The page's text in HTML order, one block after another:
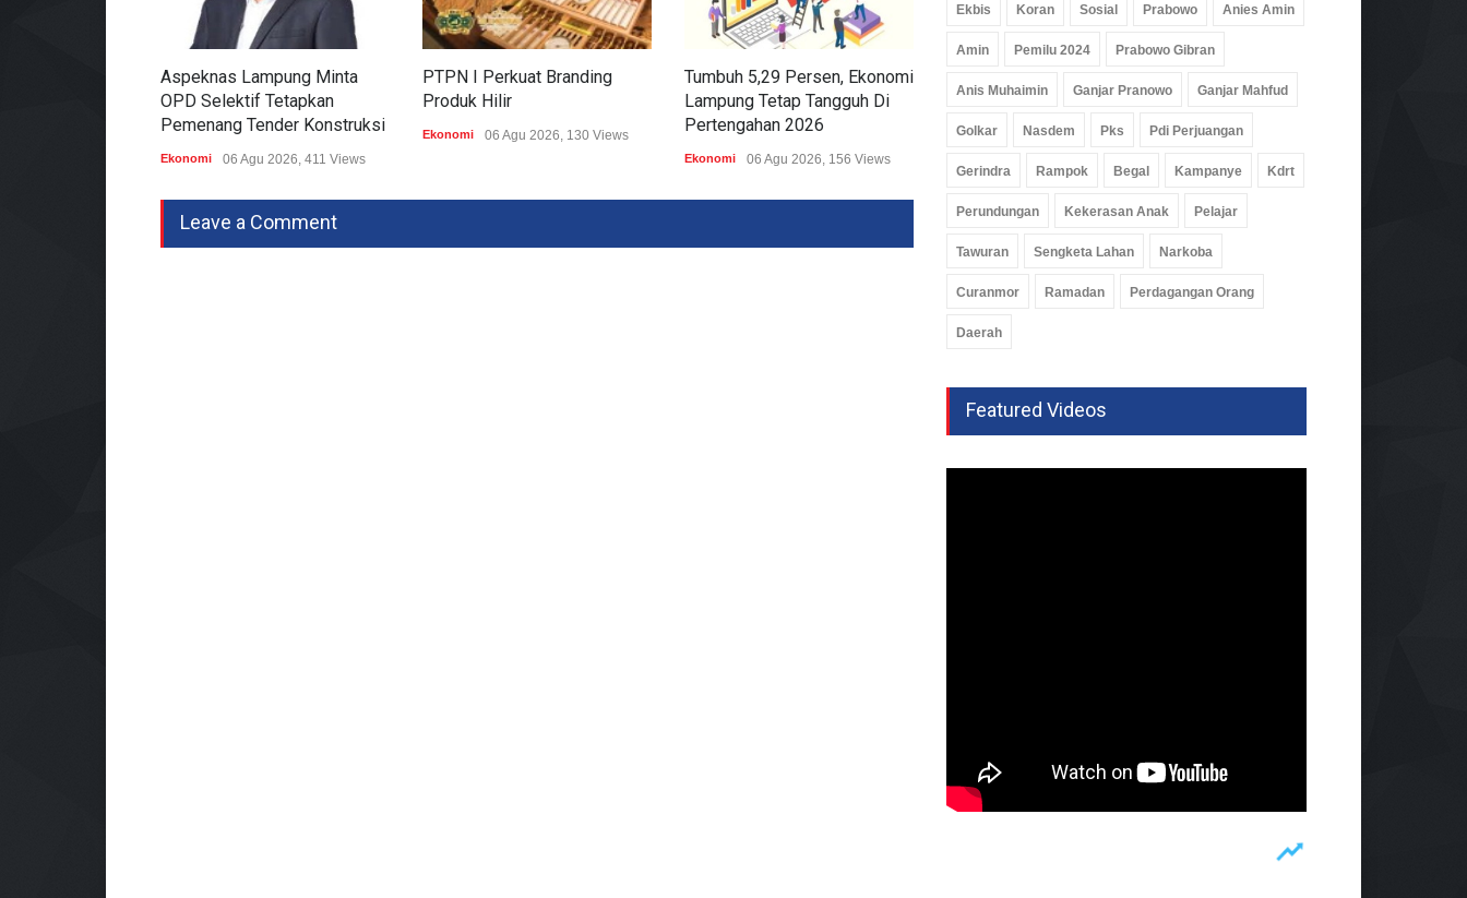
Aspeknas Lampung Minta
OPD Selektif Tetapkan
Pemenang Tender Konstruksi
Ekonomi 06 Agu 2026, 411 Views
PTPN I Perkuat Branding
Produk Hilir
Ekonomi 06 Agu 2026, 130 Views
Tumbuh 5,29 Persen, Ekonomi
Lampung Tetap Tangguh Di
Pertengahan 2026
Ekonomi 06 Agu 2026, 156 Views
Kembali Hadirkan Program
KUotamasya 2026
Leave a Comment
Ekbis Koran Sosial Prabowo Anies Amin
Amin Pemilu 2024 Prabowo Gibran
Anis Muhaimin Ganjar Pranowo Ganjar Mahfud
Golkar Nasdem Pks Pdi Perjuangan
Gerindra Rampok Begal Kampanye Kdrt
Perundungan Kekerasan Anak Pelajar
Tawuran Sengketa Lahan Narkoba
Curanmor Ramadan Perdagangan Orang
Daerah
Featured Videos